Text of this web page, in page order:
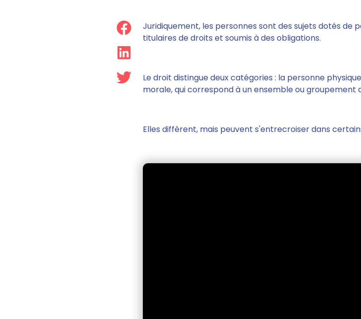
Juridiquement, les personnes sont des sujets dotés de
titulaires de droits et soumis à des obligations.
Le droit distingue deux catégories : la personne
morale, qui correspond à un ensemble ou groupement
Elles diffèrent, mais peuvent s'entrecroiser dans